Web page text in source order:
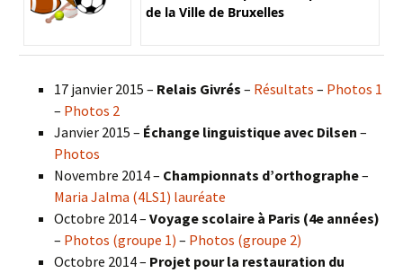
de la Ville de Bruxelles
17 janvier 2015 – Relais Givrés – Résultats – Photos 1
– Photos 2
Janvier 2015 – Échange linguistique avec Dilsen –
Photos
Novembre 2014 – Championnats d’orthographe–
Maria Jalma (4LS1) lauréate
Octobre 2014 – Voyage scolaire à Paris (4e années)
– Photos (groupe 1) – Photos (groupe 2)
Octobre 2014 – Projet pour la restauration du